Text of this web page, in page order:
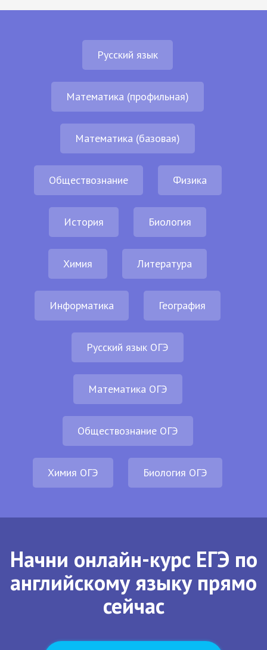
Русский язык
Математика (профильная)
Математика (базовая)
Обществознание Физика
История Биология
Химия Литература
Информатика География
Русский язык ОГЭ
Математика ОГЭ
Обществознание ОГЭ
Химия ОГЭ Биология ОГЭ
Начни онлайн-курс ЕГЭ по
английскому языку прямо
сейчас